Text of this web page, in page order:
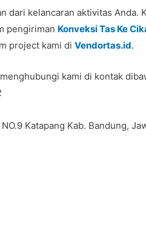
dari kelancaran aktivitas Anda.
pengiriman Konveksi Tas Ke
project kami diVendortas.id.
kami di kontak
Katapang Kab. Bandung,